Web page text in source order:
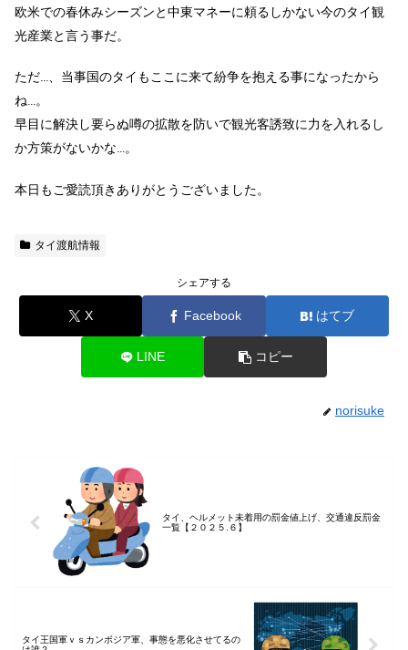
欧米での春休みシーズンと中東マネーに頼るしかない今のタイ観
光産業と言う事だ。
ただ…、当事国のタイもここに来て紛争を抱える事になったから
ね…。
早目に解決し要らぬ噂の拡散を防いで観光客誘致に力を入れるし
か方策がないかな…。
本日もご愛読頂きありがとうございました。
タイ渡航情報
シェアする
X Facebook はてブ
LINE コピー
norisuke
タイ、ヘルメット未着用の罰金値上げ、交通違反罰金
一覧【２０２５.６】
タイ王国軍ｖｓカンボジア軍、事態を悪化させてるの